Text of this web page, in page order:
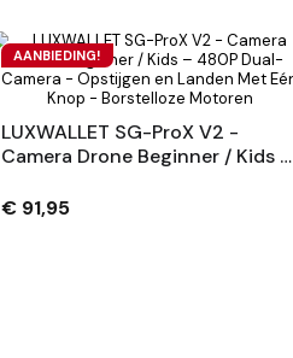
AANBIEDING!
LUXWALLET SG-ProX V2 -
Camera Drone Beginner / Kids –
En Landen Met Eén Knop -
€ 91,95